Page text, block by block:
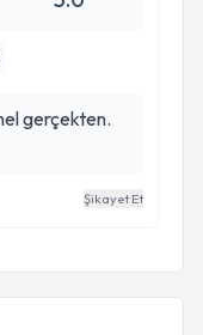
Şikayet Et